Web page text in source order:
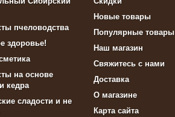
пчеловодства
здоровье!
на основе
кедра
сладости и не
Новые товары
Популярные товары
Наш магазин
Свяжитесь с нами
Доставка
О магазине
Карта сайта